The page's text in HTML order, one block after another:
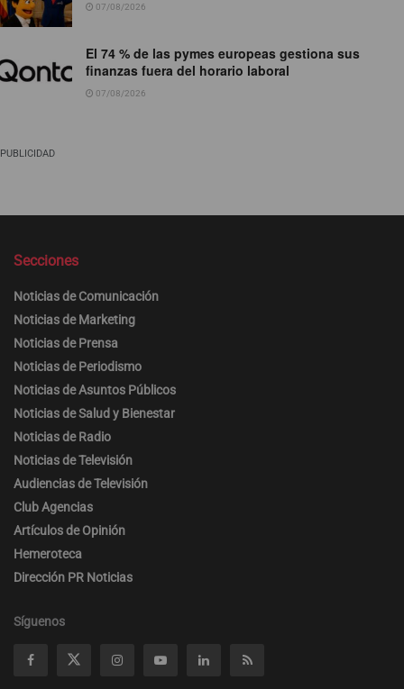
07/08/2026
El 74 % de las pymes europeas gestiona sus
finanzas fuera del horario laboral
07/08/2026
PUBLICIDAD
Secciones
Noticias de Comunicación
Noticias de Marketing
Noticias de Prensa
Noticias de Periodismo
Noticias de Asuntos Públicos
Noticias de Salud y Bienestar
Noticias de Radio
Noticias de Televisión
Audiencias de Televisión
Club Agencias
Artículos de Opinión
Hemeroteca
Dirección PR Noticias
Síguenos